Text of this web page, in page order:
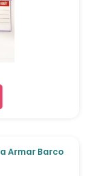
Armar Barco